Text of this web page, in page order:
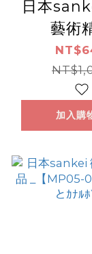
日本
藝術
_【
さな
加入購